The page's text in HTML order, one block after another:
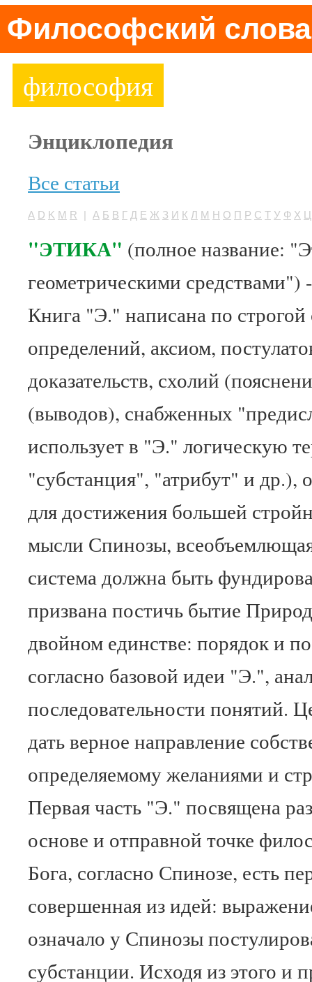
Философский
философия
Энциклопедия
Все статьи
A D K M R | А Б В Г Д Е Ж З И К Л М Н О П Р С Т У Ф Х Ц
"ЭТИКА" (полное название:
геометрическими средствами")
Книга "Э." написана по строгой
определений, аксиом,
доказательств, схолий
(выводов), снабженных
использует в "Э." логическую
"субстанция", "атрибут" и др.),
для достижения большей
мысли Спинозы,
система должна быть
призвана постичь бытие
двойном единстве: порядок и
согласно базовой идеи "Э.",
последовательности понятий.
дать верное направление
определяемому желаниями и
Первая часть "Э." посвящена
основе и отправной точке
Бога, согласно Спинозе, есть
совершенная из идей:
означало у Спинозы
субстанции. Исходя из этого и